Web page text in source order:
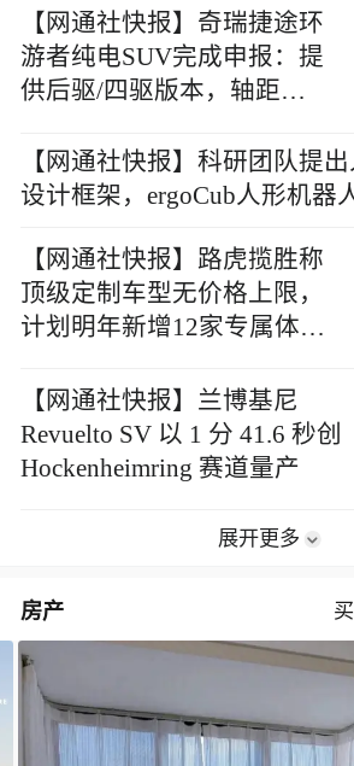
【网通社快报】奇瑞捷途环
游者纯电SUV完成申报：提
供后驱/四驱版本，轴距
【网通社快报】科研团队提
设计框架，ergoCub人形机器
【网通社快报】路虎揽胜称
顶级定制车型无价格上限，
计划明年新增12家专属体验
【网通社快报】兰博基尼
Revuelto SV 以 1 分 41.6 秒创
Hockenheimring 赛道量产
展开更多
房产